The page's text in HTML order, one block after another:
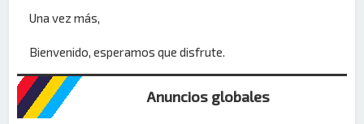
Una vez más,
Bienvenido, esperamos que disfrute.
Anuncios globales